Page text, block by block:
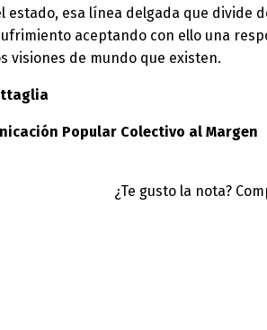
estado, esa línea delgada que divide
aceptando con ello una
visiones de mundo que existen.
Popular Colectivo al Margen
¿Te gusto la nota?